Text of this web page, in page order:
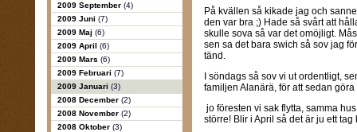
2009 September (4)
2009 Juni (7)
2009 Maj (6)
2009 April (6)
2009 Mars (6)
2009 Februari (7)
2009 Januari (3)
2008 December (2)
2008 November (2)
2008 Oktober (3)
På kvällen så kikade jag och
den var bra ;) Hade så svårt att
skulle sova så var det omöjligt.
sen sa det bara swich så sov jag
tänd.
I söndags så sov vi ut ordentligt,
familjen Alanärä, för att sedan
jo föresten vi sak flytta, samma
större! Blir i April så det är ju ett tag